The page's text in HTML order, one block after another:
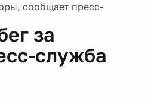
сообщает пресс-
за
служба